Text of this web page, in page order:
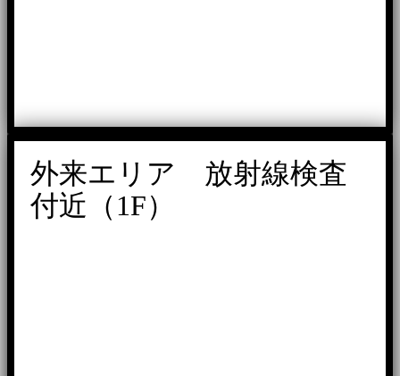
外来エリア 放射線検査
付近（1F）